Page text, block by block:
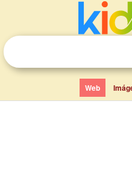
Web